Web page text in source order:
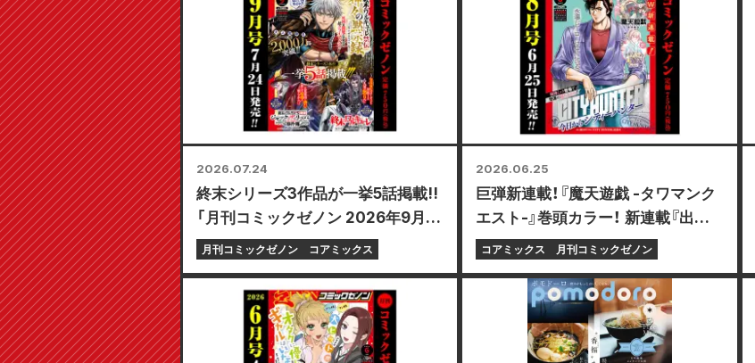
2026.07.24
終末シリーズ3作品が一挙5話掲載!!
「月刊コミックゼノン 2026年9月
号」7月24日発売!!
月刊コミックゼノン コアミックス
2026.06.25
巨弾新連載！『魔天遊戯 -タワマンク
エスト-』巻頭カラー！ 新連載『出会
って3分で耳かき』巻中カラーで登
場！ 「月刊コミックゼノン 2026年8
月号」6月25日発売!!
コアミックス 月刊コミックゼノン